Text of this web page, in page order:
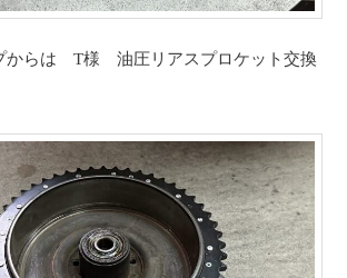
からは T様 油圧リアスプロケット交換